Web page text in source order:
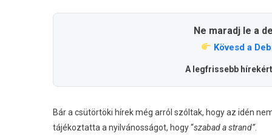
Ne maradj le a
Kövesd a
A legfrissebb
Bár a csütörtöki hírek még arról szóltak, hogy az idén
tájékoztatta a nyilvánosságot, hogy “szabad a strand”.